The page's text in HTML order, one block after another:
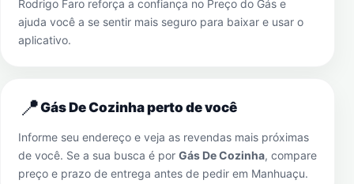
Rodrigo Faro reforça a confiança no Preço do Gás e
ajuda você a se sentir mais seguro para baixar e usar o
aplicativo.
📍Gás De Cozinha perto de você
Informe seu endereço e veja as revendas mais próximas
de você. Se a sua busca é por Gás De Cozinha, compare
preço e prazo de entrega antes de pedir em Manhuaçu.